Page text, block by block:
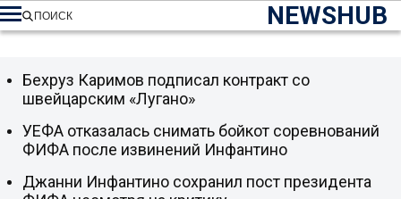
NEWSHUB
ПОИСК
Бехруз Каримов подписал контракт со
швейцарским «Лугано»
УЕФА отказалась снимать бойкот соревнований
ФИФА после извинений Инфантино
Джанни Инфантино сохранил пост президента